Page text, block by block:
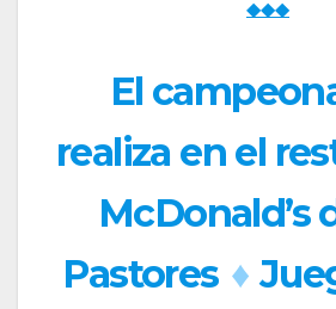
◆◆◆
El
realiza en el
McDonald’s
Pastores ♦